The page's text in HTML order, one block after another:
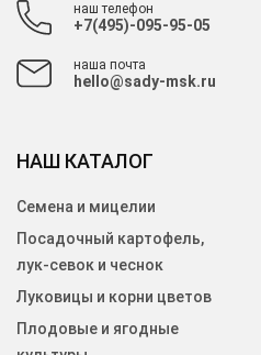
наш телефон
+7(495)-095-95-05
наша почта
hello@sady-msk.ru
НАШ КАТАЛОГ
Семена и мицелии
Посадочный картофель,
лук-севок и чеснок
Луковицы и корни цветов
Плодовые и ягодные